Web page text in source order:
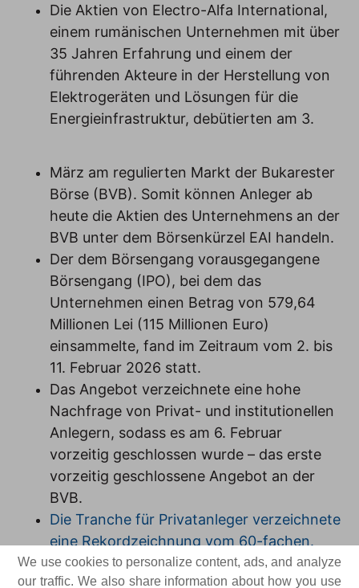
We use cookies to personalize content, ads, and analyze
our traffic. We also share information about how you use
Die Aktien von Electro-Alfa International,
einem rumänischen Unternehmen mit über
35 Jahren Erfahrung und einem der
führenden Akteure in der Herstellung von
Elektrogeräten und Lösungen für die
Energieinfrastruktur, debütierten am 3.
März am regulierten Markt der Bukarester
Börse (BVB). Somit können Anleger ab
heute die Aktien des Unternehmens an der
BVB unter dem Börsenkürzel EAI handeln.
Der dem Börsengang vorausgegangene
Börsengang (IPO), bei dem das
Unternehmen einen Betrag von 579,64
Millionen Lei (115 Millionen Euro)
einsammelte, fand im Zeitraum vom 2. bis
11. Februar 2026 statt.
Das Angebot verzeichnete eine hohe
Nachfrage von Privat- und institutionellen
Anlegern, sodass es am 6. Februar
vorzeitig geschlossen wurde – das erste
vorzeitig geschlossene Angebot an der
BVB.
Die Tranche für Privatanleger verzeichnete
eine Rekordzeichnung vom 60-fachen.
Der Nettoerlös, den Electro-Alfa
International aus dem Angebot in Höhe